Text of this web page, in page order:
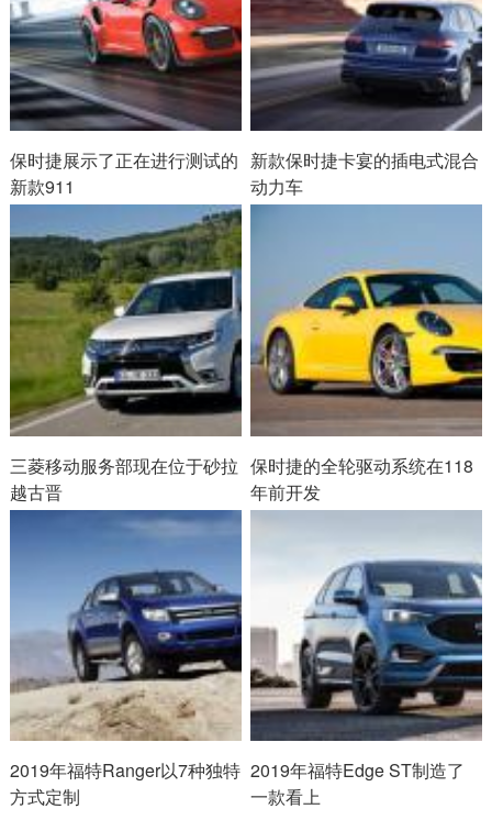
保时捷展示了正在进行测试的
新款911
新款保时捷卡宴的插电式混合
动力车
三菱移动服务部现在位于砂拉
越古晋
保时捷的全轮驱动系统在118
年前开发
2019年福特Ranger以7种独特
方式定制
2019年福特Edge ST制造了
一款看上